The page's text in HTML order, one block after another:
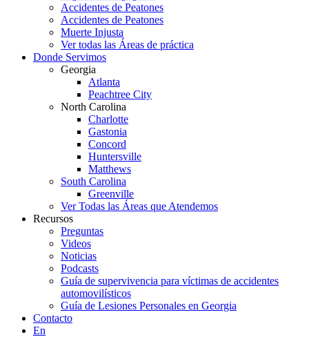
Accidentes de Peatones
Accidentes de Peatones
Muerte Injusta
Ver todas las Áreas de práctica
Donde Servimos
Georgia
Atlanta
Peachtree City
North Carolina
Charlotte
Gastonia
Concord
Huntersville
Matthews
South Carolina
Greenville
Ver Todas las Áreas que Atendemos
Recursos
Preguntas
Videos
Noticias
Podcasts
Guía de supervivencia para víctimas de accidentes
automovilísticos
Guía de Lesiones Personales en Georgia
Contacto
En